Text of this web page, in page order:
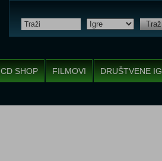
CD SHOP FILMOVI DRUŠTVENE